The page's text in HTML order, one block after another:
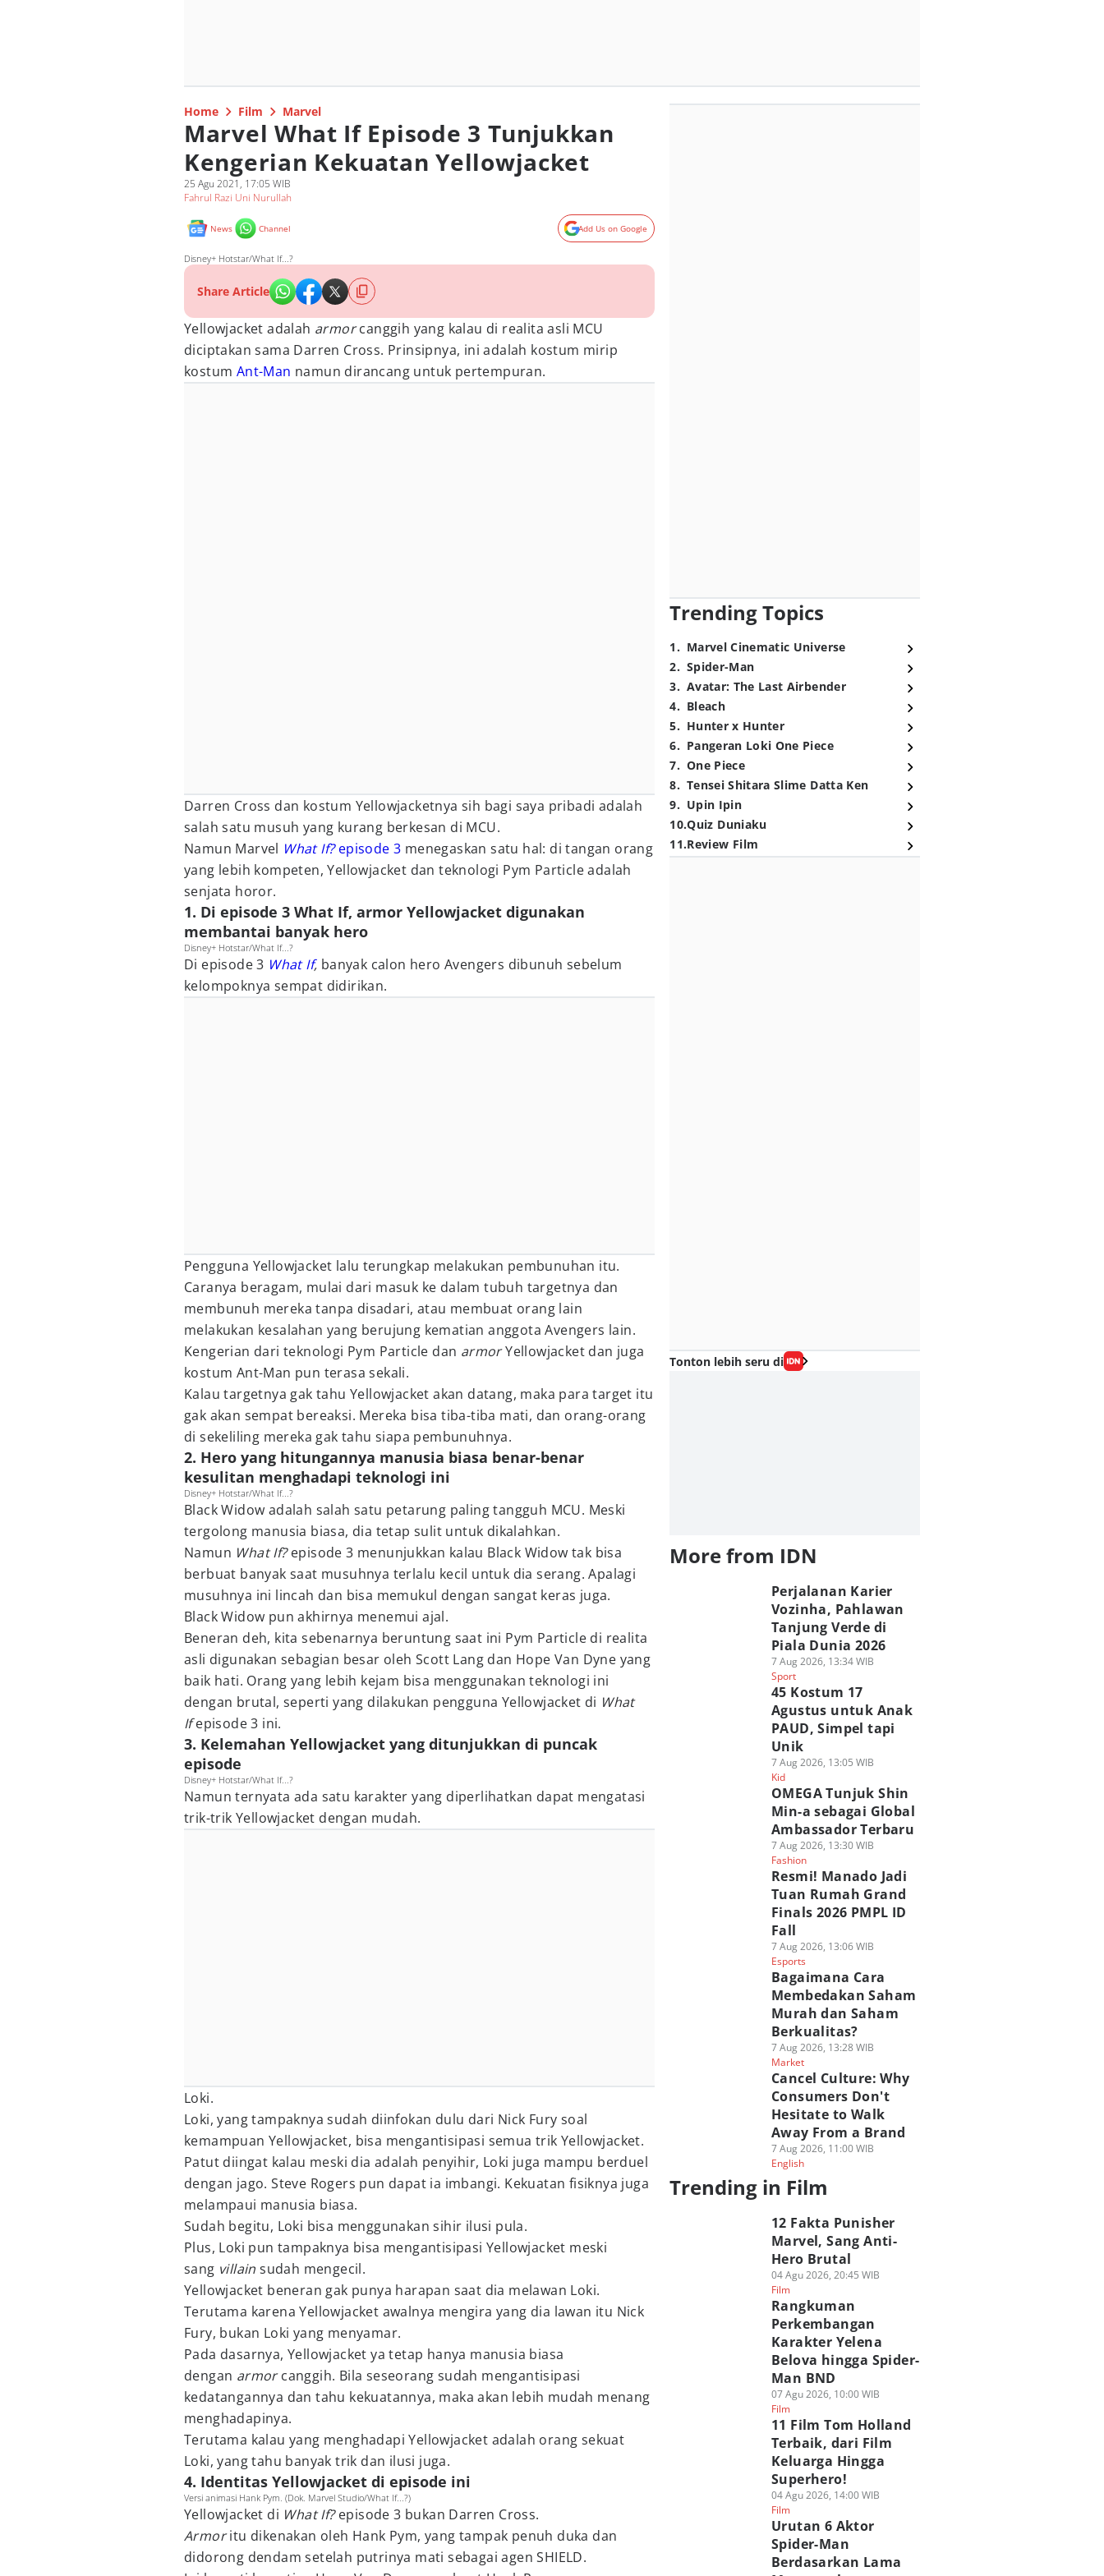
Home Film Marvel
Marvel What If Episode 3 Tunjukkan
Kengerian Kekuatan Yellowjacket
25 Agu 2021, 17:05 WIB
Fahrul Razi Uni Nurullah
News Channel Add Us on Google
Disney+ Hotstar/What If...?
Share Article
Yellowjacket adalah armorcanggih yang kalau di realita asli MCU
diciptakan sama Darren Cross. Prinsipnya, ini adalah kostum mirip
kostum Ant-Man namun dirancang untuk pertempuran.
Darren Cross dan kostum Yellowjacketnya sih bagi saya pribadi adalah
salah satu musuh yang kurang berkesan di MCU.
Namun Marvel What If?episode 3 menegaskan satu hal: di tangan orang
yang lebih kompeten, Yellowjacket dan teknologi Pym Particle adalah
senjata horor.
1. Di episode 3 What If, armor Yellowjacket digunakan
membantai banyak hero
Disney+ Hotstar/What If...?
Di episode 3 What If, banyak calon hero Avengers dibunuh sebelum
kelompoknya sempat didirikan.
Pengguna Yellowjacket lalu terungkap melakukan pembunuhan itu.
Caranya beragam, mulai dari masuk ke dalam tubuh targetnya dan
membunuh mereka tanpa disadari, atau membuat orang lain
melakukan kesalahan yang berujung kematian anggota Avengers lain.
Kengerian dari teknologi Pym Particle dan armorYellowjacket dan juga
kostum Ant-Man pun terasa sekali.
Kalau targetnya gak tahu Yellowjacket akan datang, maka para target itu
gak akan sempat bereaksi. Mereka bisa tiba-tiba mati, dan orang-orang
di sekeliling mereka gak tahu siapa pembunuhnya.
2. Hero yang hitungannya manusia biasa benar-benar
kesulitan menghadapi teknologi ini
Disney+ Hotstar/What If...?
Black Widow adalah salah satu petarung paling tangguh MCU. Meski
tergolong manusia biasa, dia tetap sulit untuk dikalahkan.
Namun What If?episode 3 menunjukkan kalau Black Widow tak bisa
berbuat banyak saat musuhnya terlalu kecil untuk dia serang. Apalagi
musuhnya ini lincah dan bisa memukul dengan sangat keras juga.
Black Widow pun akhirnya menemui ajal.
Beneran deh, kita sebenarnya beruntung saat ini Pym Particle di realita
asli digunakan sebagian besar oleh Scott Lang dan Hope Van Dyne yang
baik hati. Orang yang lebih kejam bisa menggunakan teknologi ini
dengan brutal, seperti yang dilakukan pengguna Yellowjacket di What
Ifepisode 3 ini.
3. Kelemahan Yellowjacket yang ditunjukkan di puncak
episode
Disney+ Hotstar/What If...?
Namun ternyata ada satu karakter yang diperlihatkan dapat mengatasi
trik-trik Yellowjacket dengan mudah.
Loki.
Loki, yang tampaknya sudah diinfokan dulu dari Nick Fury soal
kemampuan Yellowjacket, bisa mengantisipasi semua trik Yellowjacket.
Patut diingat kalau meski dia adalah penyihir, Loki juga mampu berduel
dengan jago. Steve Rogers pun dapat ia imbangi. Kekuatan fisiknya juga
melampaui manusia biasa.
Sudah begitu, Loki bisa menggunakan sihir ilusi pula.
Plus, Loki pun tampaknya bisa mengantisipasi Yellowjacket meski
sang villainsudah mengecil.
Yellowjacket beneran gak punya harapan saat dia melawan Loki.
Terutama karena Yellowjacket awalnya mengira yang dia lawan itu Nick
Fury, bukan Loki yang menyamar.
Pada dasarnya, Yellowjacket ya tetap hanya manusia biasa
dengan armorcanggih. Bila seseorang sudah mengantisipasi
kedatangannya dan tahu kekuatannya, maka akan lebih mudah menang
menghadapinya.
Terutama kalau yang menghadapi Yellowjacket adalah orang sekuat
Loki, yang tahu banyak trik dan ilusi juga.
4. Identitas Yellowjacket di episode ini
Versi animasi Hank Pym. (Dok. Marvel Studio/What If...?)
Yellowjacket di What If?episode 3 bukan Darren Cross.
Armoritu dikenakan oleh Hank Pym, yang tampak penuh duka dan
didorong dendam setelah putrinya mati sebagai agen SHIELD.
Trending Topics
1. Marvel Cinematic Universe
2. Spider-Man
3. Avatar: The Last Airbender
4. Bleach
5. Hunter x Hunter
6. Pangeran Loki One Piece
7. One Piece
8. Tensei Shitara Slime Datta Ken
9. Upin Ipin
10.Quiz Duniaku
11.Review Film
Tonton lebih seru di
More from IDN
Perjalanan Karier
Vozinha, Pahlawan
Tanjung Verde di
Piala Dunia 2026
7 Aug 2026, 13:34 WIB
Sport
45 Kostum 17
Agustus untuk Anak
PAUD, Simpel tapi
Unik
7 Aug 2026, 13:05 WIB
Kid
OMEGA Tunjuk Shin
Min-a sebagai Global
Ambassador Terbaru
7 Aug 2026, 13:30 WIB
Fashion
Resmi! Manado Jadi
Tuan Rumah Grand
Finals 2026 PMPL ID
Fall
7 Aug 2026, 13:06 WIB
Esports
Bagaimana Cara
Membedakan Saham
Murah dan Saham
Berkualitas?
7 Aug 2026, 13:28 WIB
Market
Cancel Culture: Why
Consumers Don't
Hesitate to Walk
Away From a Brand
7 Aug 2026, 11:00 WIB
English
Trending in Film
12 Fakta Punisher
Marvel, Sang Anti-
Hero Brutal
04 Agu 2026, 20:45 WIB
Film
Rangkuman
Perkembangan
Karakter Yelena
Belova hingga Spider-
Man BND
07 Agu 2026, 10:00 WIB
Film
11 Film Tom Holland
Terbaik, dari Film
Keluarga Hingga
Superhero!
04 Agu 2026, 14:00 WIB
Film
Urutan 6 Aktor
Spider-Man
Berdasarkan Lama